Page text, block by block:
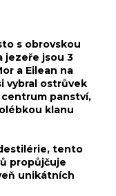
s obrovskou
jezeře jsou 3
a Eilean na
vybral ostrůvek
panství,
klanu
tento
propůjčuje
unikátních